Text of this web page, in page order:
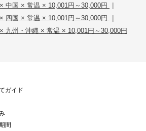
中国 × 常温 × 10,001円～30,000円 |
四国 × 常温 × 10,001円～30,000円 |
九州・沖縄 × 常温 × 10,001円～30,000円
ガイド
間